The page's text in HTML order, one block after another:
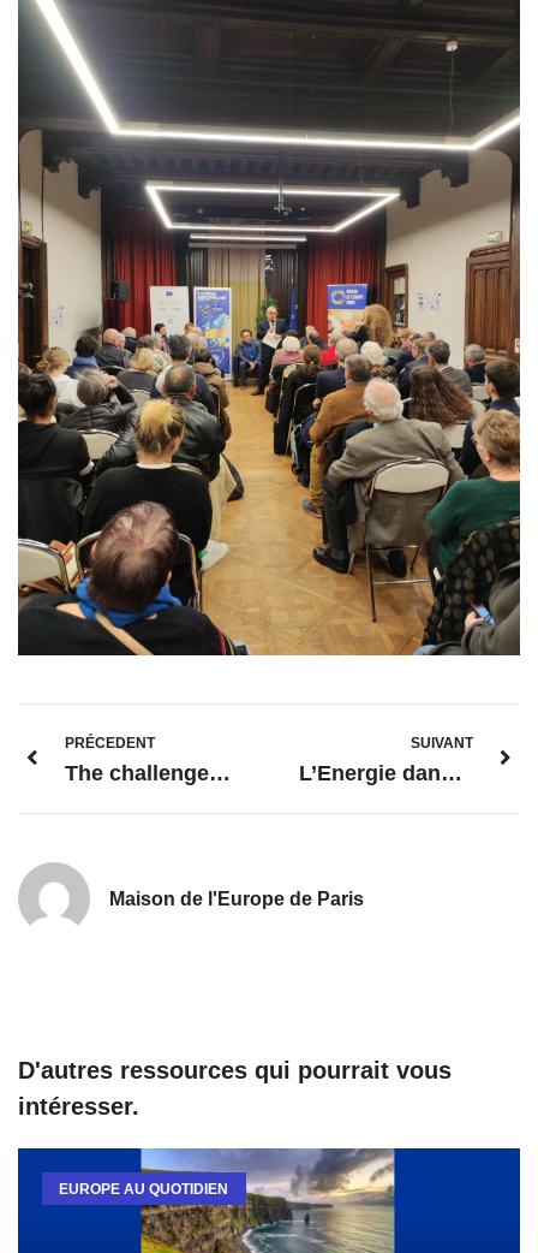
PRÉCEDENT
The challenges of European accession – Ukrainian perspective –
SUIVANT
L’Energie dans l’Union européenne: enjeux et transitions
Maison de l'Europe de Paris
D'autres ressources qui pourrait vous
intéresser.
EUROPE AU QUOTIDIEN